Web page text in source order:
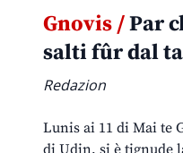
Gnovis /Par
salti fûr dal
Redazion
Lunis ai 11 di Mai te
di Udin, si è tignude